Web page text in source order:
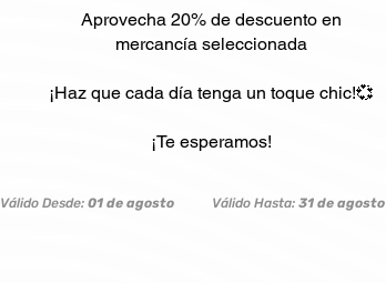
Aprovecha 20% de descuento en
mercancía seleccionada
¡Haz que cada día tenga un toque chic!💞
¡Te esperamos!
Válido Desde: 01 de agosto Válido Hasta: 31 de agosto